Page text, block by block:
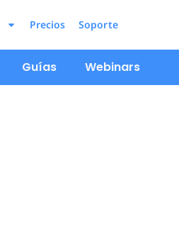
Precios Soporte
Guías Webinars